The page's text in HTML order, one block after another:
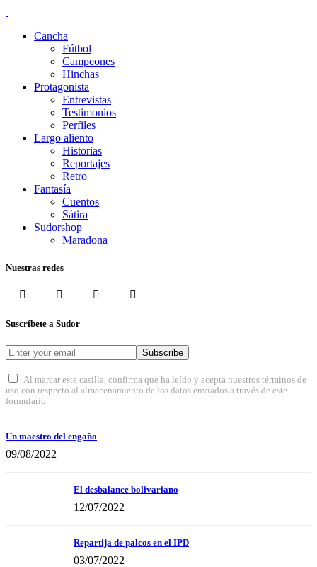
Cancha
Fútbol
Campeones
Hinchas
Protagonista
Entrevistas
Testimonios
Perfiles
Largo aliento
Historias
Reportajes
Retro
Fantasía
Cuentos
Sátira
Sudorshop
Maradona
Nuestras redes
Suscríbete a Sudor
Subscribe
Al marcar esta casilla, confirma que ha leído y acepta nuestros términos de
uso con respecto al almacenamiento de los datos enviados a través de este
formulario.
Un maestro del engaño
09/08/2022
El desbalance bolivariano
12/07/2022
Repartija de palcos en el IPD
03/07/2022